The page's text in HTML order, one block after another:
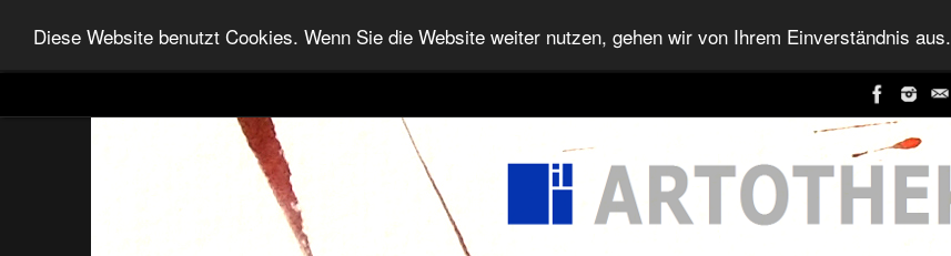
Diese Website benutzt Cookies. Wenn Sie die Website weiter nutzen, gehen wir von Ihrem Einverständnis aus.